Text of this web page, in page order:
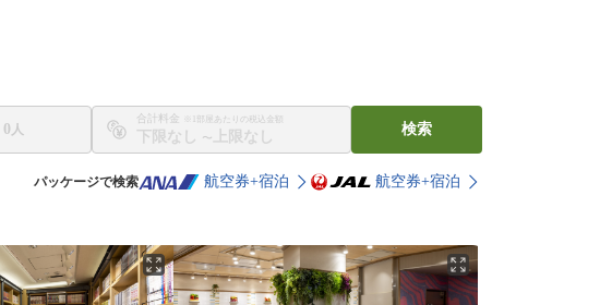
0
合計料金 ※1部屋あたりの税込金額
〜
検索
パッケージで検索 航空券+宿泊 航空券+宿泊